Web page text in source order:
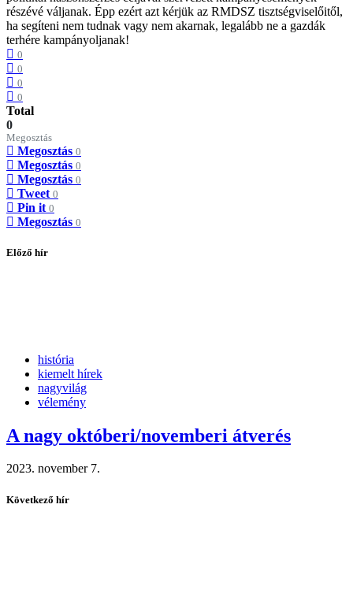
részévé váljanak. Épp ezért azt kérjük az RMDSZ tisztségviselőitől,
ha segíteni nem tudnak vagy nem akarnak, legalább ne a gazdák
terhére kampányoljanak!
0
0
0
0
Total
0
Megosztás
Megosztás 0
Megosztás 0
Megosztás 0
Tweet 0
Pin it 0
Megosztás 0
Előző hír
história
kiemelt hírek
nagyvilág
vélemény
A nagy októberi/novemberi átverés
2023. november 7.
Következő hír